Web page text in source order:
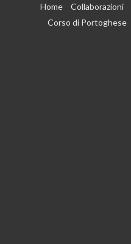
Home Collaborazioni
Corso di Portoghese